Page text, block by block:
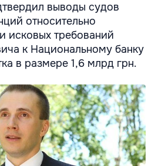
выводы судов
относительно
исковых требований
к Национальному банку
в размере 1,6 млрд грн.